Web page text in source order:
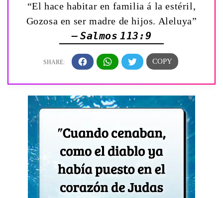
“El hace habitar en familia á la estéril,
Gozosa en ser madre de hijos. Aleluya”
— Salmos 113:9